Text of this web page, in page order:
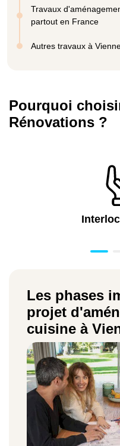
Travaux
partout en France
Autres travaux à
Pourquoi
Rénovations ?
Les phases
projet
cuisine à